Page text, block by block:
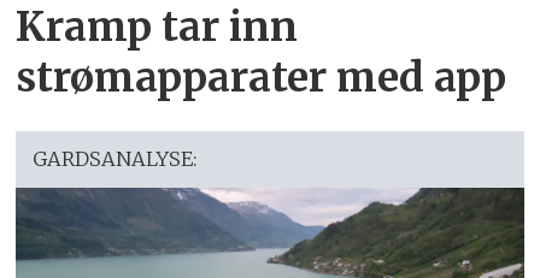
Kramp tar inn
strømapparater med app
GARDSANALYSE: